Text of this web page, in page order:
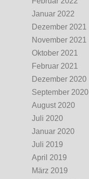
Januar 2022
Dezember 2021
November 2021
Oktober 2021
Februar 2021
Dezember 2020
September 2020
August 2020
Juli 2020
Januar 2020
Juli 2019
April 2019
März 2019